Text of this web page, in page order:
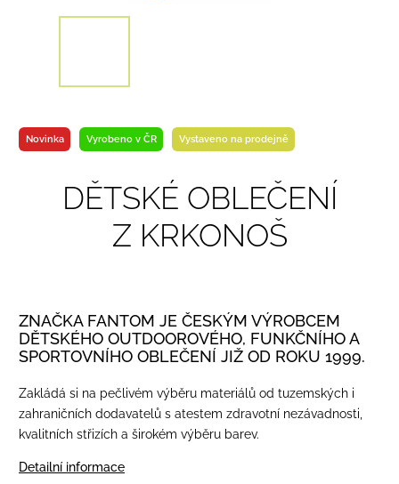
Novinka Vyrobeno v ČR Vystaveno na prodejně
DĚTSKÉ OBLEČENÍ
Z KRKONOŠ
ZNAČKA FANTOM JE ČESKÝM VÝROBCEM
DĚTSKÉHO OUTDOOROVÉHO, FUNKČNÍHO A
SPORTOVNÍHO OBLEČENÍ JIŽ OD ROKU 1999.
Zakládá si na pečlivém výběru materiálů od tuzemských i
zahraničních dodavatelů s atestem zdravotní nezávadnosti,
kvalitních střizích a širokém výběru barev.
Detailní informace